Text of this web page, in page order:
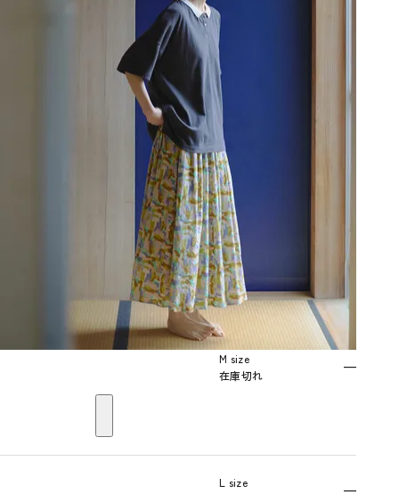
M size
在庫切れ
—
L size
—